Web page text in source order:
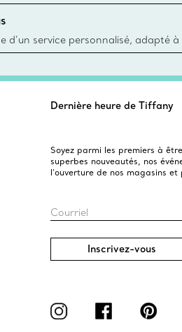
emblématiques et bien plus
le plus près
d’un service personnalisé, adapté
à la clientèle Tiffany & Co.
Dernière heure de Tiffany
Soyez parmi les premiers à
superbes nouveautés, nos
l’ouverture de nos magasins et
Courriel
Inscrivez-vous